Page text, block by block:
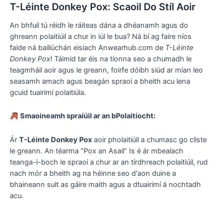
T-Léinte Donkey Pox: Scaoil Do Stíl Aoir
An bhfuil tú réidh le ráiteas dána a dhéanamh agus do
ghreann polaitiúil a chur in iúl le bua? Ná bí ag faire níos
faide ná bailiúchán eisiach Anwearhub.com de T-Léinte
Donkey Pox! Táimid tar éis na tíonna seo a chumadh le
teagmháil aoir agus le greann, foirfe dóibh siúd ar mian leo
seasamh amach agus beagán spraoi a bheith acu lena
gcuid tuairimí polaitiúla.
Smaoineamh spraíúil ar an bPolaitíocht:
Ár T-Léinte Donkey Pox aoir pholaitiúil a chumasc go cliste
le greann. An téarma “Pox an Asail” Is é ár mbealach
teanga-i-boch le spraoi a chur ar an tírdhreach polaitiúil, rud
nach mór a bheith ag na héinne seo d'aon duine a
bhaineann sult as gáire maith agus a dtuairimí á nochtadh
acu.